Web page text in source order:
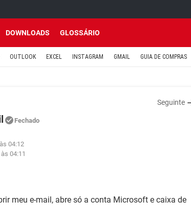
DOWNLOADS GLOSSÁRIO
OUTLOOK EXCEL INSTAGRAM GMAIL GUIA DE COMPRAS
Seguinte
Fechado
04:12
04:11
meu e-mail, abre só a conta Microsoft e caixa de